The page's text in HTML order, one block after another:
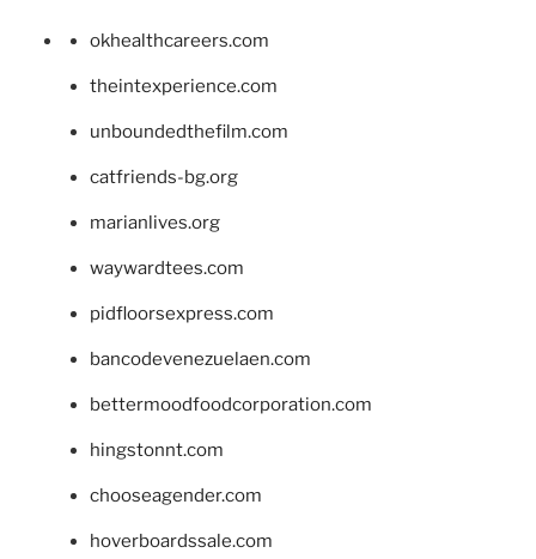
okhealthcareers.com
theintexperience.com
unboundedthefilm.com
catfriends-bg.org
marianlives.org
waywardtees.com
pidfloorsexpress.com
bancodevenezuelaen.com
bettermoodfoodcorporation.com
hingstonnt.com
chooseagender.com
hoverboardssale.com